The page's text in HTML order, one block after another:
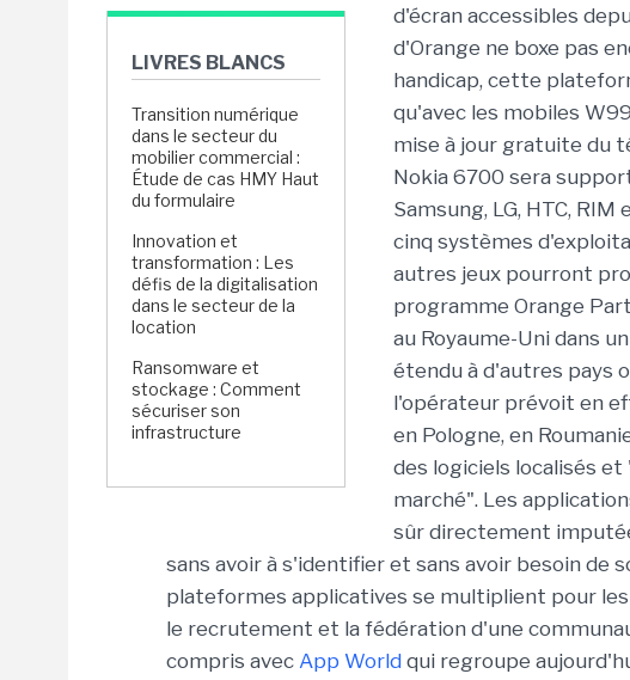
LIVRES BLANCS
Transition numérique
dans le secteur du
mobilier commercial :
Étude de cas HMY Haut
du formulaire
Innovation et
transformation : Les
défis de la digitalisation
dans le secteur de la
location
Ransomware et
stockage : Comment
sécuriser son
infrastructure
d'écran accessibles
d'Orange ne boxe pas
handicap, cette
qu'avec les mobiles
mise à jour gratuite du
Nokia 6700 sera
Samsung, LG, HTC,
cinq systèmes
autres jeux pourront
programme Orange
au Royaume-Uni dans
étendu à d'autres pays
l'opérateur prévoit en
en Pologne, en
des logiciels localisés et
marché". Les
sûr directement
sans avoir à s'identifier et sans avoir besoin de
plateformes applicatives se multiplient pour
le recrutement et la fédération d'une
compris avec App World qui regroupe